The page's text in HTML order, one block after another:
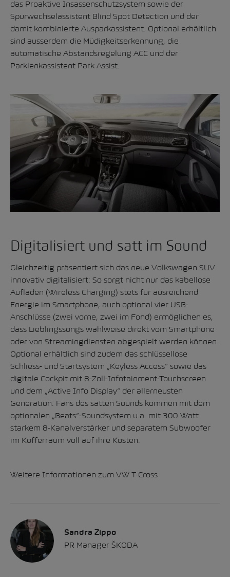
das Proaktive Insassenschutzsystem sowie der
Spurwechselassistent Blind Spot Detection und der
damit kombinierte Ausparkassistent. Optional erhältlich
sind ausserdem die Müdigkeitserkennung, die
automatische Abstandsregelung ACC und der
Parklenkassistent Park Assist.
Digitalisiert und satt im Sound
Gleichzeitig präsentiert sich das neue Volkswagen SUV
innovativ digitalisiert: So sorgt nicht nur das kabellose
Aufladen (Wireless Charging) stets für ausreichend
Energie im Smartphone, auch optional vier USB-
Anschlüsse (zwei vorne, zwei im Fond) ermöglichen es,
dass Lieblingssongs wahlweise direkt vom Smartphone
oder von Streamingdiensten abgespielt werden können.
Optional erhältlich sind zudem das schlüssellose
Schliess- und Startsystem „Keyless Access“ sowie das
digitale Cockpit mit 8-Zoll-Infotainment-Touchscreen
und dem „Active Info Display“ der allerneusten
Generation. Fans des satten Sounds kommen mit dem
optionalen „Beats“-Soundsystem u.a. mit 300 Watt
starkem 8-Kanalverstärker und separatem Subwoofer
im Kofferraum voll auf ihre Kosten.
Weitere Informationen zum VW T-Cross
Sandra Zippo
PR Manager ŠKODA